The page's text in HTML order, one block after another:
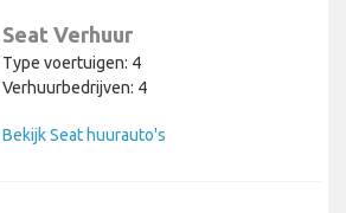
Seat Verhuur
Type voertuigen: 4
Verhuurbedrijven: 4
Bekijk Seat huurauto's